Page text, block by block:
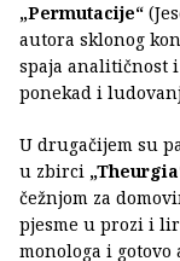
„Permutacije“
autora sklonog
spaja analitičnost
ponekad i
U drugačijem su
u zbirci
čežnjom za
pjesme u prozi i
monologa i gotovo